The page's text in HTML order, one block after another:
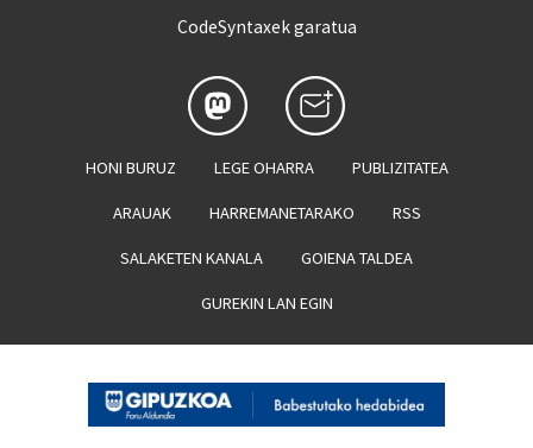
CodeSyntaxek garatua
HONI BURUZ LEGE OHARRA PUBLIZITATEA
ARAUAK HARREMANETARAKO RSS
SALAKETEN KANALA GOIENA TALDEA
GUREKIN LAN EGIN